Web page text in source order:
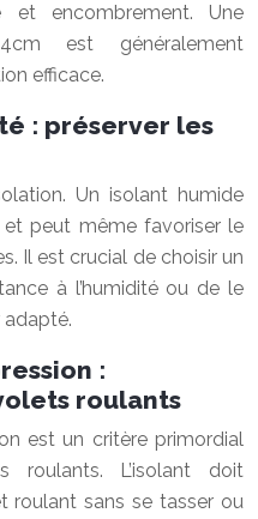
et encombrement. Une
est généralement
efficace.
: préserver les
Un isolant humide
peut même favoriser le
Il est crucial de choisir un
à l’humidité ou de le
:
roulants
est un critère primordial
L’isolant doit
roulant sans se tasser ou